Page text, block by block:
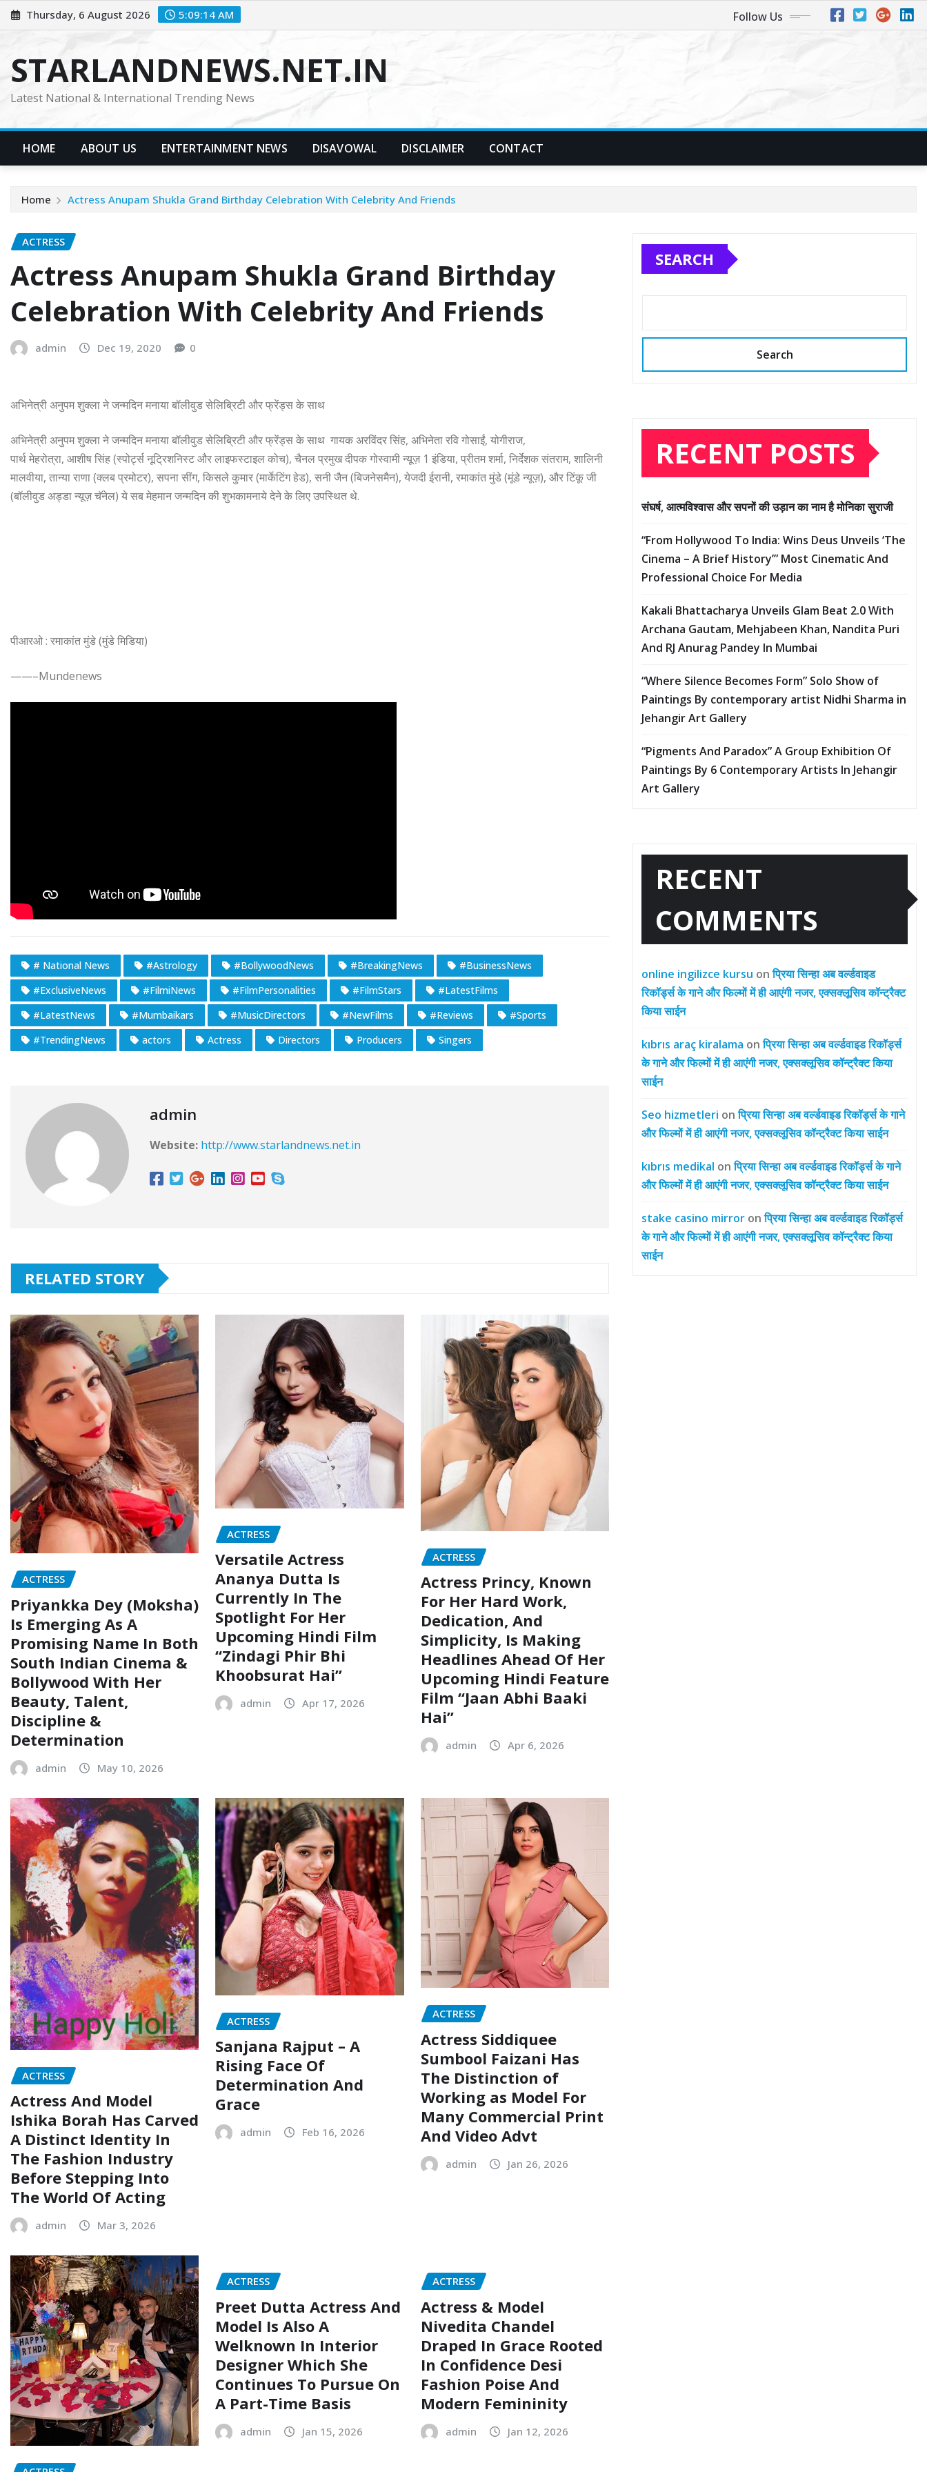
Skip
to
Thursday, 6 August 2026 5:09:16 AM Follow Us
STARLANDNEWS.NET.IN
Latest National & International Trending News
HOME ABOUT US ENTERTAINMENT NEWS DISAVOWAL DISCLAIMER CONTACT
Home Actress Anupam Shukla Grand Birthday Celebration With Celebrity And Friends
ACTRESS
Actress Anupam Shukla Grand Birthday
Celebration With Celebrity And Friends
admin Dec 19, 2020 0
अभिनेत्री अनुपम शुक्ला ने जन्मदिन मनाया बॉलीवुड सेलिब्रिटी और फ्रेंड्स के साथ
अभिनेत्री अनुपम शुक्ला ने जन्मदिन मनाया बॉलीवुड सेलिब्रिटी और फ्रेंड्स के साथ गायक अरविंदर सिंह, अभिनेता रवि गोसाईं, योगीराज,
पार्थ मेहरोत्रा, आशीष सिंह (स्पोर्ट्स नूट्रिशनिस्ट और लाइफस्टाइल कोच), चैनल प्रमुख दीपक गोस्वामी न्यूज़ 1 इंडिया, प्रीतम शर्मा, निर्देशक संतराम, शालिनी
मालवीया, तान्या राणा (क्लब प्रमोटर), सपना सींग, किसले कुमार (मार्केटिंग हेड), सनी जैन (बिजनेसमैन), येजदी ईरानी, रमाकांत मुंडे (मूंडे न्यूज़), और टिंकू जी
(बॉलीवुड अड्डा न्यूज़ चॅनेल) ये सब मेहमान जन्मदिन की शुभकामनाये देने के लिए उपस्थित थे.
पीआरओ : रमाकांत मुंडे (मुंडे मिडिया)
——–Mundenews
# National News #Astrology #BollywoodNews #BreakingNews
#BusinessNews
#ExclusiveNews
#FilmiNews #FilmPersonalities #FilmStars
#LatestFilms
#LatestNews
#Mumbaikars #MusicDirectors #NewFilms #Reviews
#Sports
#TrendingNews
actors Actress Directors Producers Singers
admin
Website: http://www.starlandnews.net.in
RELATED STORY
ACTRESS
Priyankka Dey (Moksha)
Is Emerging As A
Promising Name In Both
South Indian Cinema &
Bollywood With Her
Beauty, Talent,
Discipline &
Determination
admin May 10, 2026
ACTRESS
Versatile Actress
Ananya Dutta Is
Currently In The
Spotlight For Her
Upcoming Hindi Film
“Zindagi Phir Bhi
Khoobsurat Hai”
admin Apr 17, 2026
ACTRESS
Actress Princy, Known
For Her Hard Work,
Dedication, And
Simplicity, Is Making
Headlines Ahead Of Her
Upcoming Hindi Feature
Film “Jaan Abhi Baaki
Hai”
admin Apr 6, 2026
ACTRESS
Actress And Model
Ishika Borah Has Carved
A Distinct Identity In
The Fashion Industry
Before Stepping Into
The World Of Acting
admin Mar 3, 2026
ACTRESS
Sanjana Rajput – A
Rising Face Of
Determination And
Grace
admin Feb 16, 2026
ACTRESS
Actress Siddiquee
Sumbool Faizani Has
The Distinction of
Working as Model For
Many Commercial Print
And Video Advt
admin Jan 26, 2026
ACTRESS
Preet Dutta Actress And
Model Is Also A
Welknown In Interior
Designer Which She
Continues To Pursue On
A Part-Time Basis
admin Jan 15, 2026
ACTRESS
Actress & Model
Nivedita Chandel
Draped In Grace Rooted
In Confidence Desi
Fashion Poise And
Modern Femininity
admin Jan 12, 2026
SEARCH
Search
RECENT POSTS
संघर्ष, आत्मविश्वास और सपनों की उड़ान का नाम है मोनिका सुराजी
“From Hollywood To India: Wins Deus Unveils ‘The
Cinema – A Brief History’” Most Cinematic And
Professional Choice For Media
Kakali Bhattacharya Unveils Glam Beat 2.0 With
Archana Gautam, Mehjabeen Khan, Nandita Puri
And RJ Anurag Pandey In Mumbai
“Where Silence Becomes Form” Solo Show of
Paintings By contemporary artist Nidhi Sharma in
Jehangir Art Gallery
“Pigments And Paradox” A Group Exhibition Of
Paintings By 6 Contemporary Artists In Jehangir
Art Gallery
RECENT
COMMENTS
online ingilizce kursu onप्रिया सिन्हा अब वर्ल्डवाइड
रिकॉर्ड्स के गाने और फिल्मों में ही आएंगी नजर, एक्सक्लूसिव कॉन्ट्रैक्ट
किया साईन
kıbrıs araç kiralama onप्रिया सिन्हा अब वर्ल्डवाइड रिकॉर्ड्स
के गाने और फिल्मों में ही आएंगी नजर, एक्सक्लूसिव कॉन्ट्रैक्ट किया
साईन
Seo hizmetleri onप्रिया सिन्हा अब वर्ल्डवाइड रिकॉर्ड्स के गाने
और फिल्मों में ही आएंगी नजर, एक्सक्लूसिव कॉन्ट्रैक्ट किया साईन
kıbrıs medikal onप्रिया सिन्हा अब वर्ल्डवाइड रिकॉर्ड्स के गाने
और फिल्मों में ही आएंगी नजर, एक्सक्लूसिव कॉन्ट्रैक्ट किया साईन
stake casino mirror onप्रिया सिन्हा अब वर्ल्डवाइड रिकॉर्ड्स
के गाने और फिल्मों में ही आएंगी नजर, एक्सक्लूसिव कॉन्ट्रैक्ट किया
साईन